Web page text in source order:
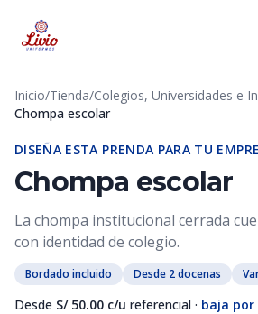
Inicio/Tienda/Colegios, Universidades e
Chompa escolar
DISEÑA ESTA PRENDA PARA TU
Chompa escolar
La chompa institucional cerrada
con identidad de colegio.
Bordado incluido Desde 2 docenas
Desde S/ 50.00 c/u referencial · baja por